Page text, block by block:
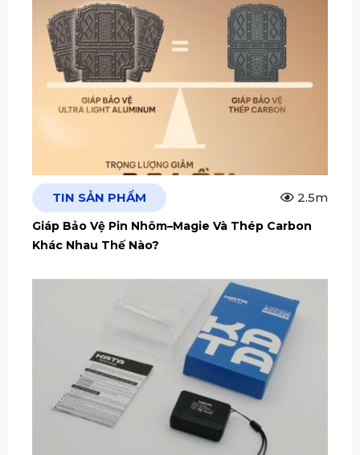
TIN SẢN PHẨM 2.5m
Giáp Bảo Vệ Pin Nhôm–Magie Và Thép Carbon
Khác Nhau Thế Nào?